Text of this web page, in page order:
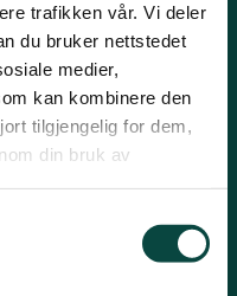
trafikken vår. Vi deler
du bruker nettstedet
medier,
kan kombinere den
tilgjengelig for dem,
din bruk av59, 4021
61, 4021 Stavanger